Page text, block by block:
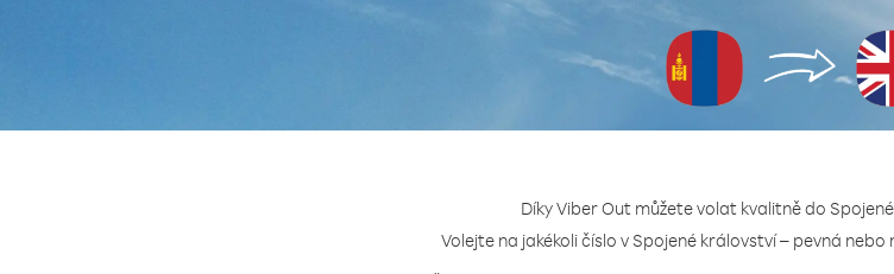
Díky Viber Out můžete volat kvalitně do
Volejte na jakékoli číslo v Spojené království – pevná nebo